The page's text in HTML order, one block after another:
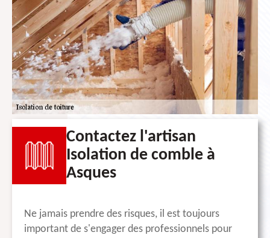
Contactez l'artisan
Isolation de comble à
Asques
Ne jamais prendre des risques, il est toujours
important de s'engager des professionnels pour